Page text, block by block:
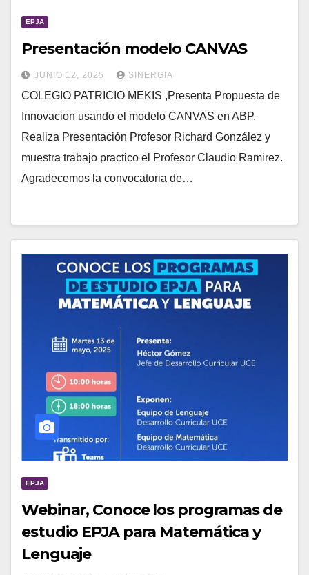
EPJA
Presentación modelo CANVAS
JUNIO 12, 2025 SINERGIA
COLEGIO PATRICIO MEKIS ,Presenta Propuesta de
Innovacion usando el modelo CANVAS en ABP.
Realiza Presentación Profesor Richard González y
muestra trabajo practico el Profesor Claudio Ramirez.
Agradecemos la convocatoria de…
EPJA
Webinar, Conoce los programas de
estudio EPJA para Matemática y
Lenguaje